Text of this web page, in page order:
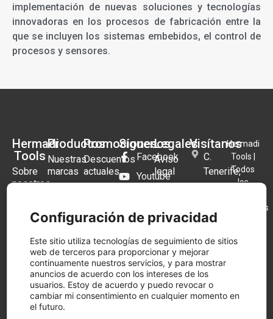
implementación de nuevas soluciones y tecnologías
innovadoras en los procesos de fabricación entre la
que se incluyen los sistemas embebidos, el control de
procesos y sensores.
Hermadi
Tools
Sobre
nosotros
Frecuentes
Tienda
física
Contacto
Productos
Nuestras
marcas
Festool
Herramientas
a Bateria
Aspiradores
a Batería
Lijadoras
Promociones
Descuentos
actuales
Festool
Festool
Cashback
Síguenos
Facebook
Youtube
Blog
Legales
Aviso
legal
Política
cookies
Política
de
privacidad
Visítanos
C.
Tenerife,
1B,
Humanes
Madrid,
Madrid
Llámanos
ahora
916 97
Hermadi
Tools |
Todos
los
reservados
Configuración de privacidad
Este sitio utiliza tecnologías de seguimiento de sitios
web de terceros para proporcionar y mejorar
continuamente nuestros servicios, y para mostrar
anuncios de acuerdo con los intereses de los
usuarios. Estoy de acuerdo y puedo revocar o
cambiar mi consentimiento en cualquier momento en
el futuro.